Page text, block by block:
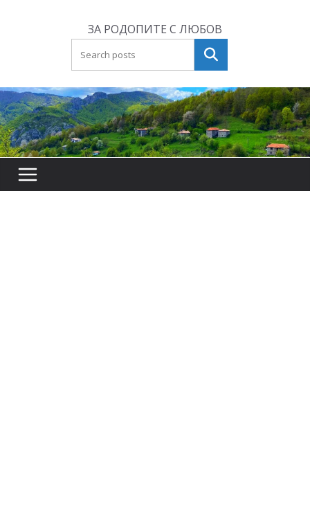
ЗА РОДОПИТЕ С ЛЮБОВ
Търсене